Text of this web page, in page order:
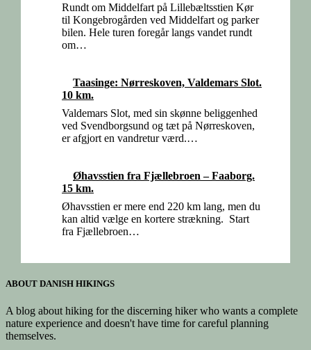
Rundt om Middelfart på Lillebæltsstien Kør
til Kongebrogården ved Middelfart og parker
bilen. Hele turen foregår langs vandet rundt
om…
Taasinge: Nørreskoven, Valdemars Slot.
10 km.
Valdemars Slot, med sin skønne beliggenhed
ved Svendborgsund og tæt på Nørreskoven,
er afgjort en vandretur værd.…
Øhavsstien fra Fjællebroen – Faaborg.
15 km.
Øhavsstien er mere end 220 km lang, men du
kan altid vælge en kortere strækning. Start
fra Fjællebroen…
ABOUT DANISH HIKINGS
A blog about hiking for the discerning hiker who wants a complete
nature experience and doesn't have time for careful planning
themselves.